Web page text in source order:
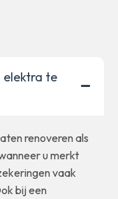
elektra te
renoveren als
u merkt
vaak
bij een